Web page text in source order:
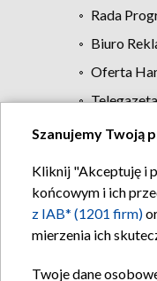
Rada
Biuro
Oferta
Szanujemy Twoją
Kliknij "Akceptuję i
końcowym i ich
z IAB* (1201 firm)
mierzenia ich
Twoje dane